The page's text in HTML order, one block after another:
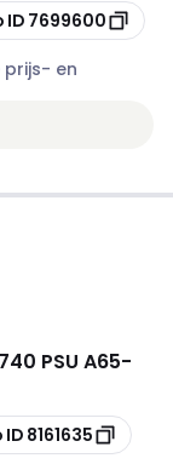
ID 7699600
en
PSU A65-
ID 8161635